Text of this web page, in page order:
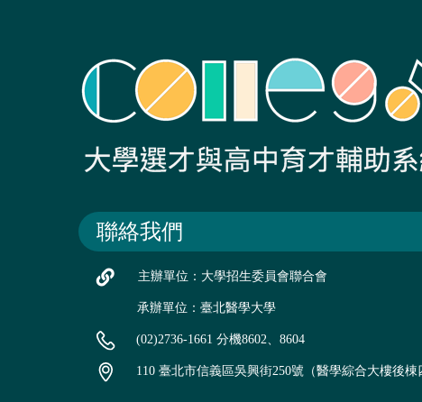
聯絡我們
主辦單位：大學招生委員會聯合會
承辦單位：臺北醫學大學
(02)2736-1661 分機8602、8604
110 臺北市信義區吳興街250號（醫學綜合大樓後棟